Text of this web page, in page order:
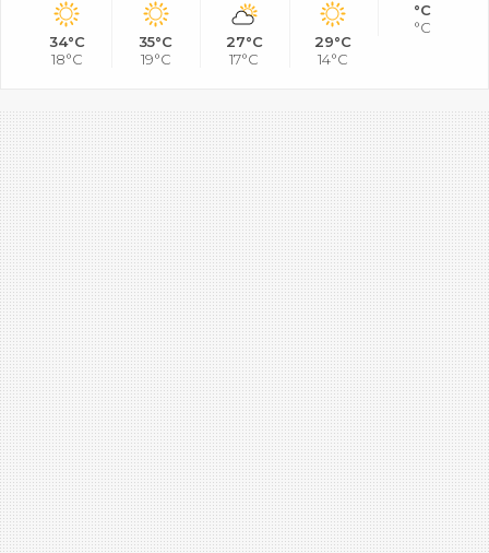
34°C
18°C
35°C
19°C
27°C
17°C
29°C
14°C
°C
°C